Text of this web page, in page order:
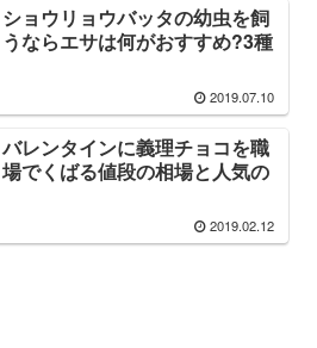
ショウリョウバッタの幼虫を飼
うならエサは何がおすすめ?3種
2019.07.10
バレンタインに義理チョコを職
場でくばる値段の相場と人気の
2019.02.12